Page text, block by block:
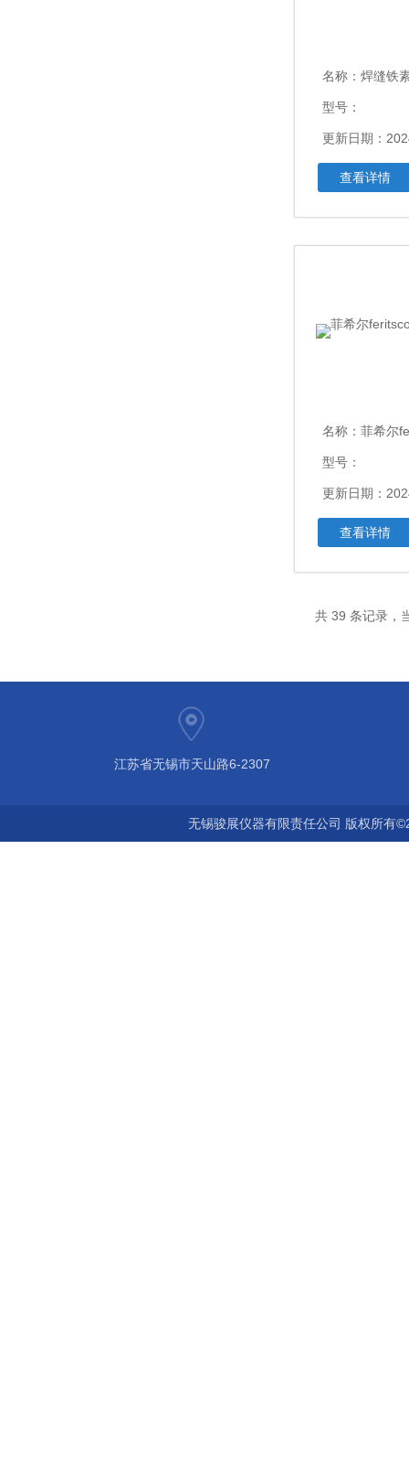
名称： 焊缝铁
型号：
更新日期：
查看详情
名称： 菲希尔
型号：
更新日期：
查看详情
共 39 条记录
江苏省无锡市天山路6-2307
无锡骏展仪器有限责任公司 版权所有